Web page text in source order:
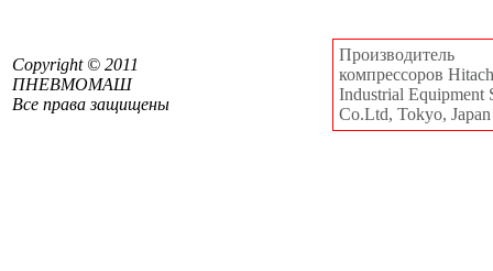
Сopyright © 2011
ПНЕВМОМАШ
Все права защищены
Производитель
компрессоров
Industrial Equipment
Co.Ltd, Tokyo, Japan